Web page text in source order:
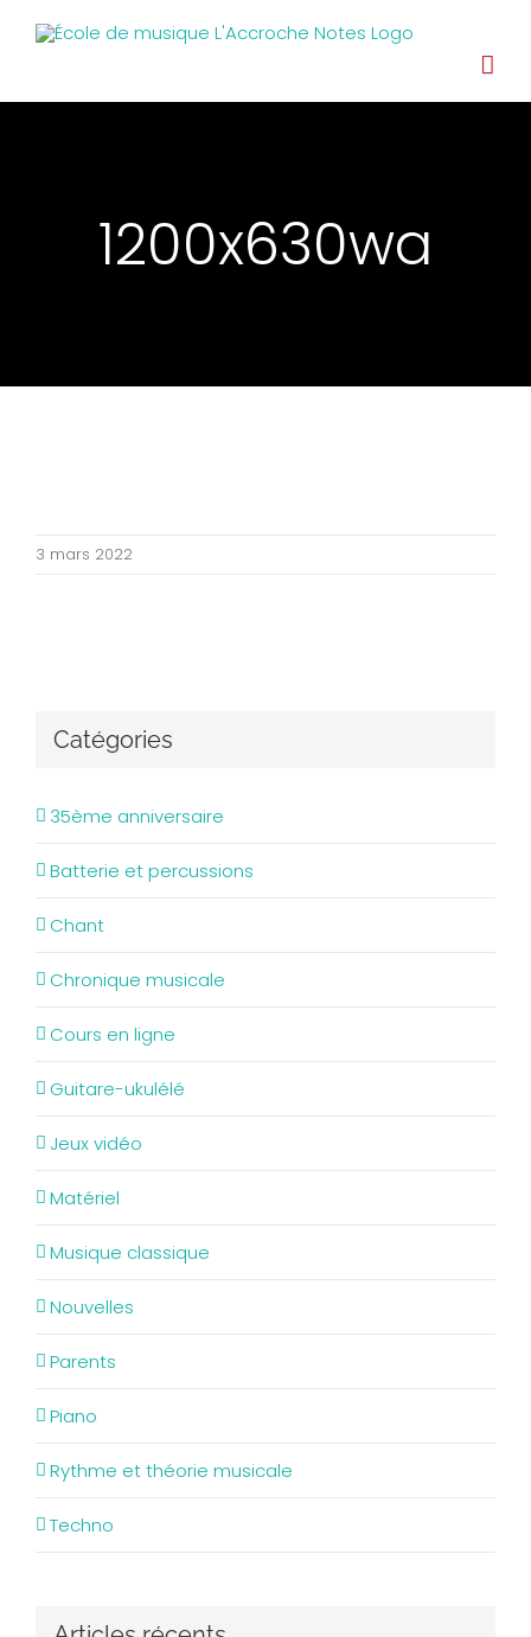
1200x630wa
3 mars 2022
Catégories
35ème anniversaire
Batterie et percussions
Chant
Chronique musicale
Cours en ligne
Guitare-ukulélé
Jeux vidéo
Matériel
Musique classique
Nouvelles
Parents
Piano
Rythme et théorie musicale
Techno